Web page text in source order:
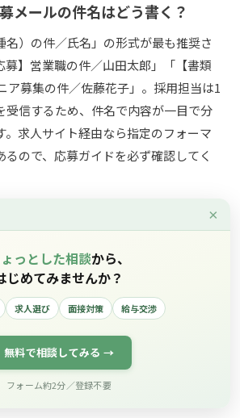
メールの件名はどう書く？
）の件／氏名」の形式が最も推奨さ
募】営業職の件／山田太郎」「【書類
ア募集の件／佐藤花子」。採用担当は1
受信するため、件名で内容が一目で分
。求人サイト経由なら指定のフォーマ
るので、応募ガイドを必ず確認してく
え状）は必要？省略してもい
メール添付の場合は不要（メール本
果たすため）です。郵送時に送付状を
スマナーが分からない人」と判断され
、A4一枚で「自己紹介＋同封書類一覧
ず添えましょう。手書きである必要は
ドキュメントで作成して印刷で十分で
×
っとした相談から、
じめてみませんか？
求人選び 面接対策 給与交渉
無料で相談してみる →
フォーム約2分／登録不要